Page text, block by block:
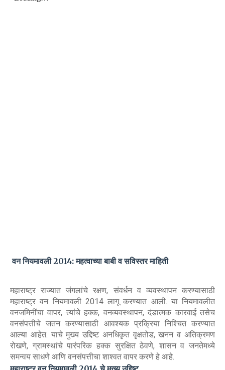
वन नियमावली 2014: महत्वाच्या बाबी व सविस्तर माहिती
महाराष्ट्र राज्यात जंगलांचे रक्षण, संवर्धन व व्यवस्थापन करण्यासाठी
महाराष्ट्र वन नियमावली 2014 लागू करण्यात आली. या नियमावलीत
वनजमिनींचा वापर, त्यांचे हक्क, वनव्यवस्थापन, दंडात्मक कारवाई तसेच
वनसंपत्तीचे जतन करण्यासाठी आवश्यक प्रक्रिया निश्चित करण्यात
आल्या आहेत. याचे मुख्य उद्दिष्ट अनधिकृत वृक्षतोड, खनन व अतिक्रमण
रोखणे, ग्रामस्थांचे पारंपरिक हक्क सुरक्षित ठेवणे, शासन व जनतेमध्ये
समन्वय साधणे आणि वनसंपत्तीचा शाश्वत वापर करणे हे आहे.